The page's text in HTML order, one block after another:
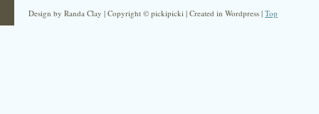
Design by Randa Clay | Copyright © pickipicki | Created in Wordpress | Top